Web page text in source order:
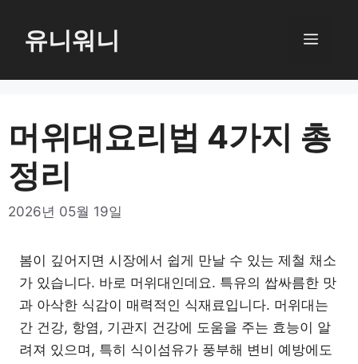
로
너
뛰
기
유니워니 메
머위대요리법 4가지 총
정리
2026년 05월 19일
봄이 깊어지면 시장에서 쉽게 만날 수 있는 제철 채소
가 있습니다. 바로 머위대인데요. 특유의 쌉싸름한 맛
과 아삭한 식감이 매력적인 식재료입니다. 머위대는
간 건강, 항염, 기관지 건강에 도움을 주는 효능이 알
려져 있으며, 특히 식이섬유가 풍부해 변비 예방에도